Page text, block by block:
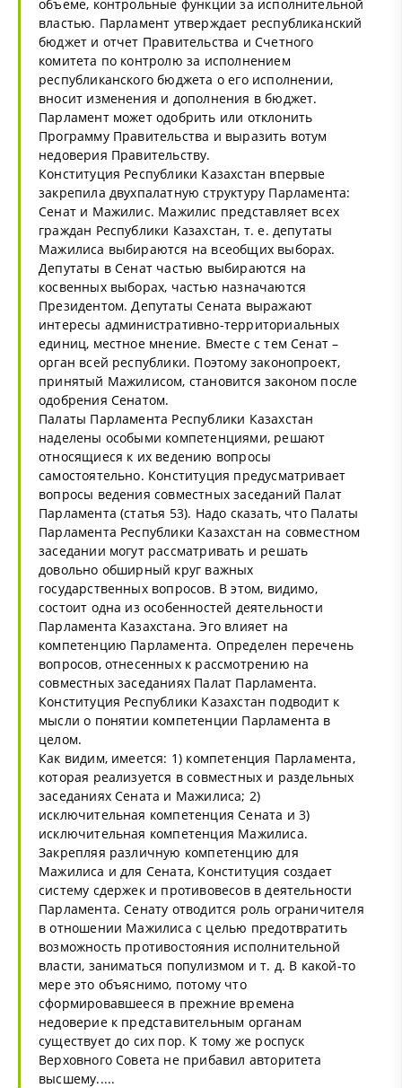
объеме, контрольные функции за исполнительной
властью. Парламент утверждает республиканский
бюджет и отчет Правительства и Счетного
комитета по контролю за исполнением
республиканского бюджета о его исполнении,
вносит изменения и дополнения в бюджет.
Парламент может одобрить или отклонить
Программу Правительства и выразить вотум
недоверия Правительству.
Конституция Республики Казахстан впервые
закрепила двухпалатную структуру Парламента:
Сенат и Мажилис. Мажилис представляет всех
граждан Республики Казахстан, т. е. депутаты
Мажилиса выбираются на всеобщих выборах.
Депутаты в Сенат частью выбираются на
косвенных выборах, частью назначаются
Президентом. Депутаты Сената выражают
интересы административно-территориальных
единиц, местное мнение. Вместе с тем Сенат –
орган всей республики. Поэтому законопроект,
принятый Мажилисом, становится законом после
одобрения Сенатом.
Палаты Парламента Республики Казахстан
наделены особыми компетенциями, решают
относящиеся к их ведению вопросы
самостоятельно. Конституция предусматривает
вопросы ведения совместных заседаний Палат
Парламента (статья 53). Надо сказать, что Палаты
Парламента Республики Казахстан на совместном
заседании могут рассматривать и решать
довольно обширный круг важных
государственных вопросов. В этом, видимо,
состоит одна из особенностей деятельности
Парламента Казахстана. Эго влияет на
компетенцию Парламента. Определен перечень
вопросов, отнесенных к рассмотрению на
совместных заседаниях Палат Парламента.
Конституция Республики Казахстан подводит к
мысли о понятии компетенции Парламента в
целом.
Как видим, имеется: 1) компетенция Парламента,
которая реализуется в совместных и раздельных
заседаниях Сената и Мажилиса; 2)
исключительная компетенция Сената и 3)
исключительная компетенция Мажилиса.
Закрепляя различную компетенцию для
Мажилиса и для Сената, Конституция создает
систему сдержек и противовесов в деятельности
Парламента. Сенату отводится роль ограничителя
в отношении Мажилиса с целью предотвратить
возможность противостояния исполнительной
власти, заниматься популизмом и т. д. В какой-то
мере это объяснимо, потому что
сформировавшееся в прежние времена
недоверие к представительным органам
существует до сих пор. К тому же роспуск
Верховного Совета не прибавил авторитета
высшему.....